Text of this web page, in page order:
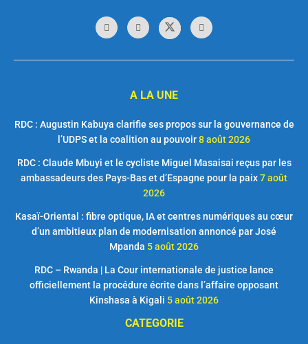
A LA UNE
RDC : Augustin Kabuya clarifie ses propos sur la gouvernance de
l’UDPS et la coalition au pouvoir8 août 2026
RDC : Claude Mbuyi et le cycliste Miguel Masaisai reçus par les
ambassadeurs des Pays-Bas et d’Espagne pour la paix7 août
2026
Kasaï-Oriental : fibre optique, IA et centres numériques au cœur
d’un ambitieux plan de modernisation annoncé par José
Mpanda 5 août 2026
RDC – Rwanda | La Cour internationale de justice lance
officiellement la procédure écrite dans l’affaire opposant
Kinshasa à Kigali 5 août 2026
CATEGORIE